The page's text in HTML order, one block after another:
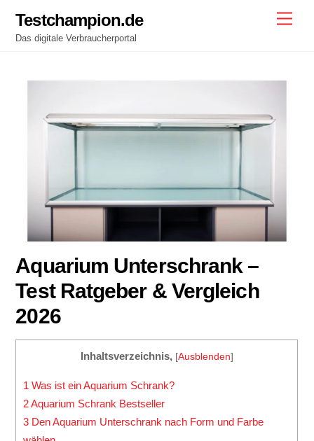
content
Testchampion.de
Das digitale Verbraucherportal
Aquarium Unterschrank –
Test Ratgeber & Vergleich
2026
Inhaltsverzeichnis, [Ausblenden]
1 Was ist ein Aquarium Schrank?
2Aquarium Schrank Bestseller
3 Den Aquarium Unterschrank nach Form und Farbe